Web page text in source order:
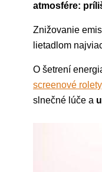
atmosfére:
Znižovanie
lietadlom
O šetrení
screenové rolety
slnečné lúče a